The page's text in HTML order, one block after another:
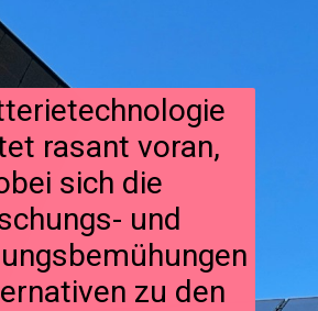
rasant voran,
sich die
und
zu den